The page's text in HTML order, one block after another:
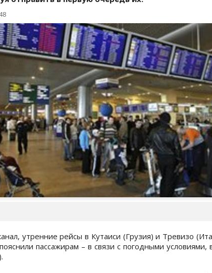
утренние рейсы в Кутаиси (Грузия) и Тревизо
пассажирам – в связи с погодными условиями,